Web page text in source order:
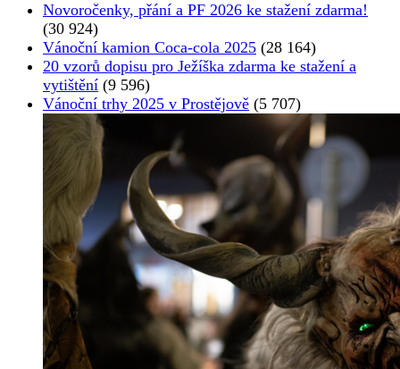
Novoročenky, přání a PF 2026 ke stažení zdarma!
(30 924)
Vánoční kamion Coca-cola 2025 (28 164)
20 vzorů dopisu pro Ježíška zdarma ke stažení a
vytištění (9 596)
Vánoční trhy 2025 v Prostějově (5 707)